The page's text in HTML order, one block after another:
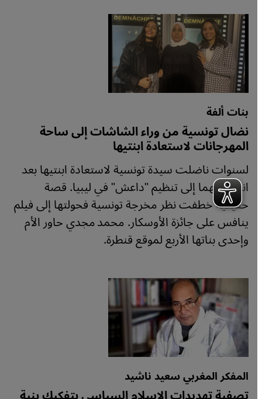
بنات ألفة
نضال تونسية من وراء الشاشات إلى ساحة
المهرجانات لاستعادة ابنتيها
لسنوات ناضلت سيدة تونسية لاستعادة ابنتيها بعد
انضمامهما إلى تنظيم "داعش" في ليبيا. قصة
حقيقية خطفت نظر مخرجة تونسية فحولتها إلى فيلم
ينافس على جائزة الأوسكار. محمد مجدي حاور الأم
وإحدى بناتها الأربع لموقع قنطرة.
المفكر المغربي سعيد ناشيد